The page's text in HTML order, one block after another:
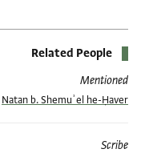
Related People
Mentioned
,Natan b. Shemuʾel he-Ḥaver
Scribe